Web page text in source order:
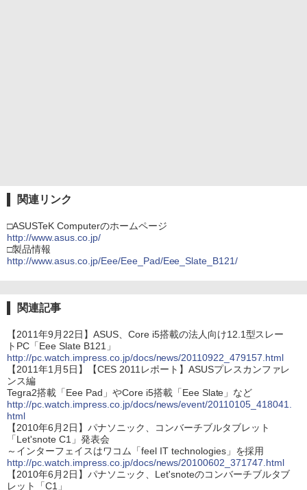
関連リンク
□ASUSTeK Computerのホームページ
http://www.asus.co.jp/
□製品情報
http://www.asus.co.jp/Eee/Eee_Pad/Eee_Slate_B121/
関連記事
【2011年9月22日】ASUS、Core i5搭載の法人向け12.1型スレー
トPC「Eee Slate B121」
http://pc.watch.impress.co.jp/docs/news/20110922_479157.html
【2011年1月5日】【CES 2011レポート】ASUSプレスカンファレ
ンス編
Tegra2搭載「Eee Pad」やCore i5搭載「Eee Slate」など
http://pc.watch.impress.co.jp/docs/news/event/20110105_418041.
html
【2010年6月2日】パナソニック、コンバーチブルタブレット
「Let'snote C1」発表会
～インターフェイスはワコム「feel IT technologies」を採用
http://pc.watch.impress.co.jp/docs/news/20100602_371747.html
【2010年6月2日】パナソニック、Let'snoteのコンバーチブルタブ
レット「C1」